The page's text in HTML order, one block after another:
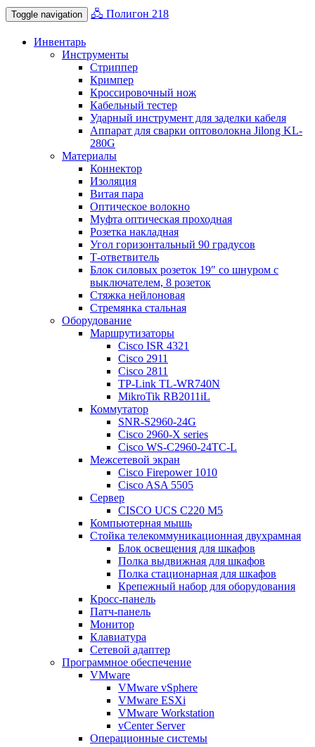
Toggle navigation 🖧 Полигон 218
Инвентарь
Инструменты
Стриппер
Кримпер
Кроссировочный нож
Кабельный тестер
Ударный инструмент для заделки кабеля
Аппарат для сварки оптоволокна Jilong KL-
280G
Материалы
Коннектор
Изоляция
Витая пара
Оптическое волокно
Муфта оптическая проходная
Розетка накладная
Угол горизонтальный 90 градусов
Т-ответвитель
Блок силовых розеток 19″ со шнуром с
выключателем, 8 розеток
Стяжка нейлоновая
Стремянка стальная
Оборудование
Маршрутизаторы
Cisco ISR 4321
Cisco 2911
Cisco 2811
TP-Link TL-WR740N
MikroTik RB2011iL
Коммутатор
SNR-S2960-24G
Cisco 2960-X series
Cisco WS-C2960-24TC-L
Межсетевой экран
Cisco Firepower 1010
Cisco ASA 5505
Сервер
CISCO UCS C220 M5
Компьютерная мышь
Стойка телекоммуникационная двухрамная
Блок освещения для шкафов
Полка выдвижная для шкафов
Полка стационарная для шкафов
Крепежный набор для оборудования
Кросс-панель
Патч-панель
Монитор
Клавиатура
Сетевой адаптер
Программное обеспечение
VMware
VMware vSphere
VMware ESXi
VMware Workstation
vCenter Server
Операционные системы